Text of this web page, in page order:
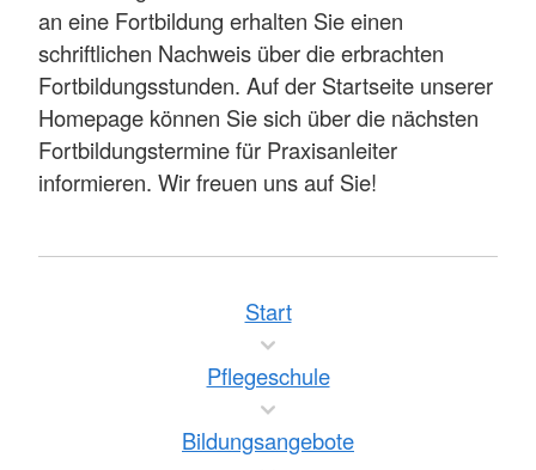
an eine Fortbildung erhalten Sie einen
schriftlichen Nachweis über die erbrachten
Fortbildungsstunden. Auf der Startseite unserer
Homepage können Sie sich über die nächsten
Fortbildungstermine für Praxisanleiter
informieren. Wir freuen uns auf Sie!
Start
Pflegeschule
Bildungsangebote